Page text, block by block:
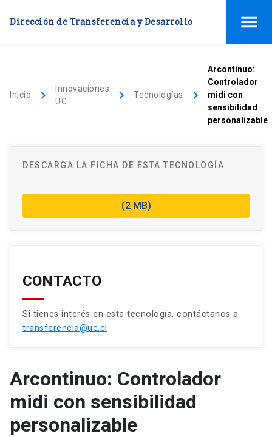
Dirección de Transferencia y Desarrollo menu
Inicio keyboard_arrow_right
Innovaciones
UC
keyboard_arrow_right Tecnologías keyboard_arrow_right
Arcontinuo:
Controlador
midi con
sensibilidad
personalizable
DESCARGA LA FICHA DE ESTA TECNOLOGÍA
(2 MB)
CONTACTO
Si tienes interés en esta tecnología, contáctanos a
transferencia@uc.cl
Arcontinuo: Controlador
midi con sensibilidad
personalizable